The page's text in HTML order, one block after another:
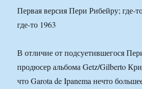
Первая версия Пери Рибейру; где-
где-то 1963
В отличие от подсуетившегося
продюсер альбома Getz/Gilberto
что Garota de Ipanema нечто